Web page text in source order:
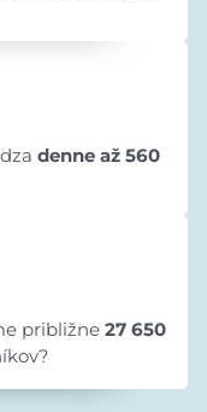
denne až 560
približne27 650